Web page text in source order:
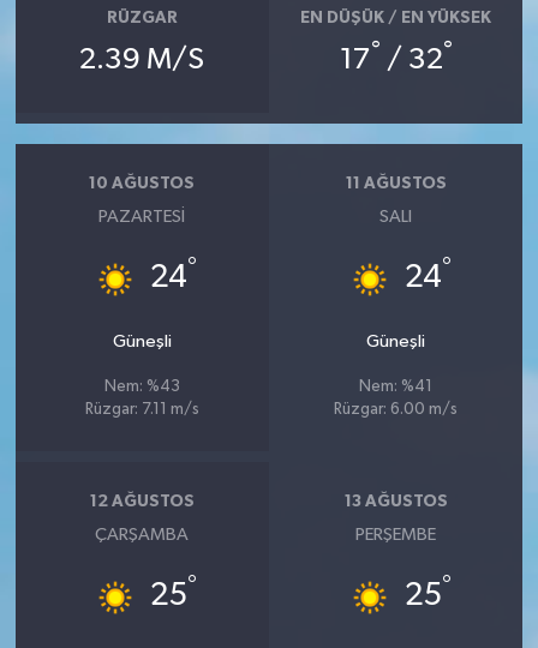
RÜZGAR
2.39 M/S
EN DÜŞÜK / EN YÜKSEK
17° / 32°
10 AĞUSTOS
PAZARTESI
24°
Güneşli
Nem: %43
Rüzgar: 7.11 m/s
11 AĞUSTOS
SALI
24°
Güneşli
Nem: %41
Rüzgar: 6.00 m/s
12 AĞUSTOS
ÇARŞAMBA
25°
13 AĞUSTOS
PERŞEMBE
25°